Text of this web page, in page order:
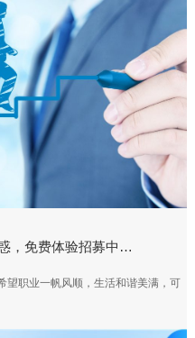
，免费体验招募中…
望职业一帆风顺，生活和谐美满，可